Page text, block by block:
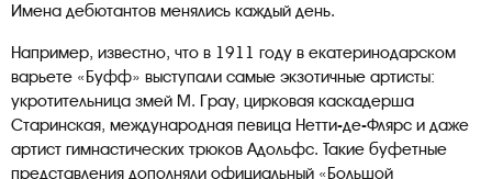
Имена дебютантов менялись каждый день.
Например, известно, что в 1911 году в екатеринодарском
варьете «Буфф» выступали самые экзотичные артисты:
укротительница змей М. Грау, цирковая каскадерша
Старинская, международная певица Нетти-де-Флярс и даже
артист гимнастических трюков Адольфс. Такие буфетные
представления дополняли официальный «Большой